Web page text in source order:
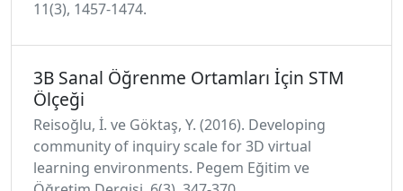
11(3), 1457-1474.
3B Sanal Öğrenme Ortamları İçin STM
Ölçeği
Reisoğlu, İ. ve Göktaş, Y. (2016). Developing
community of inquiry scale for 3D virtual
learning environments. Pegem Eğitim ve